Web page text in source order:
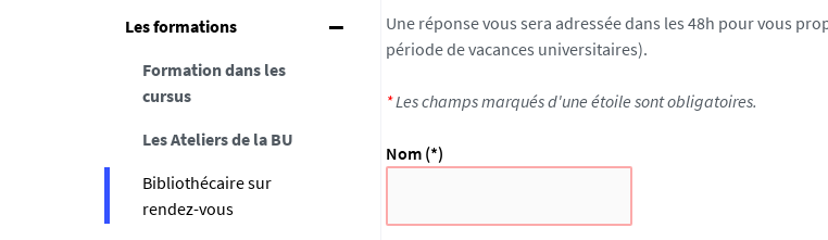
Les formations
Formation dans les
cursus
Les Ateliers de la BU
Bibliothécaire sur
rendez-vous
Une réponse vous sera adressée dans les 48h pour vous
période de vacances universitaires).
*Les champs marqués d'une étoile sont obligatoires.
Nom (*)